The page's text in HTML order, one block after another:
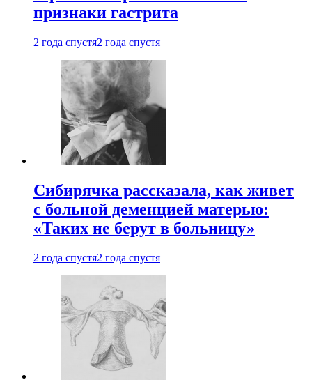
признаки гастрита
2 года спустя2 года спустя
Сибирячка рассказала, как живет
с больной деменцией матерью:
«Таких не берут в больницу»
2 года спустя2 года спустя